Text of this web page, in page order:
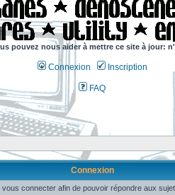
pouvez nous aider à mettre ce site à jour:
Connexion Inscription
FAQ
Connexion
vous connecter afin de pouvoir répondre aux